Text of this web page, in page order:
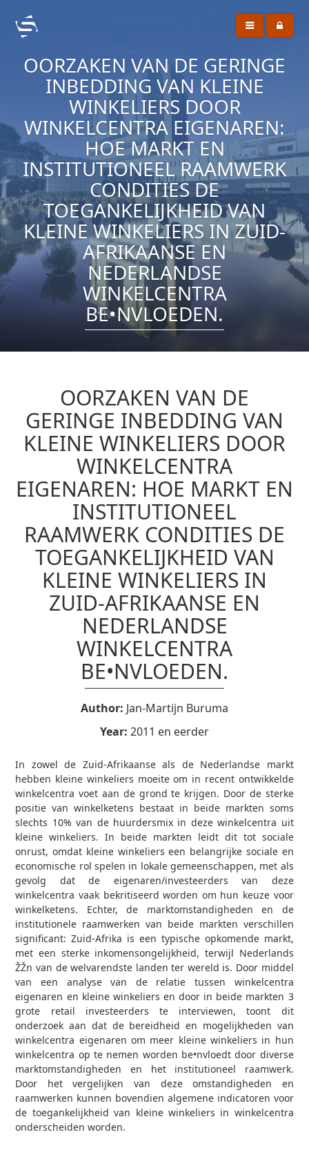
OORZAKEN VAN DE GERINGE
INBEDDING VAN KLEINE
WINKELIERS DOOR
WINKELCENTRA EIGENAREN:
HOE MARKT EN
INSTITUTIONEEL RAAMWERK
CONDITIES DE
TOEGANKELIJKHEID VAN
KLEINE WINKELIERS IN ZUID-
AFRIKAANSE EN
NEDERLANDSE
WINKELCENTRA
BE•NVLOEDEN.
OORZAKEN VAN DE
GERINGE INBEDDING VAN
KLEINE WINKELIERS DOOR
WINKELCENTRA
EIGENAREN: HOE MARKT EN
INSTITUTIONEEL
RAAMWERK CONDITIES DE
TOEGANKELIJKHEID VAN
KLEINE WINKELIERS IN
ZUID-AFRIKAANSE EN
NEDERLANDSE
WINKELCENTRA
BE•NVLOEDEN.
Author: Jan-Martijn Buruma
Year: 2011 en eerder
In zowel de Zuid-Afrikaanse als de Nederlandse markt
hebben kleine winkeliers moeite om in recent ontwikkelde
winkelcentra voet aan de grond te krijgen. Door de sterke
positie van winkelketens bestaat in beide markten soms
slechts 10% van de huurdersmix in deze winkelcentra uit
kleine winkeliers. In beide markten leidt dit tot sociale
onrust, omdat kleine winkeliers een belangrijke sociale en
economische rol spelen in lokale gemeenschappen, met als
gevolg dat de eigenaren/investeerders van deze
winkelcentra vaak bekritiseerd worden om hun keuze voor
winkelketens. Echter, de marktomstandigheden en de
institutionele raamwerken van beide markten verschillen
significant: Zuid-Afrika is een typische opkomende markt,
met een sterke inkomensongelijkheid, terwijl Nederlands
ŽŽn van de welvarendste landen ter wereld is. Door middel
van een analyse van de relatie tussen winkelcentra
eigenaren en kleine winkeliers en door in beide markten 3
grote retail investeerders te interviewen, toont dit
onderzoek aan dat de bereidheid en mogelijkheden van
winkelcentra eigenaren om meer kleine winkeliers in hun
winkelcentra op te nemen worden be•nvloedt door diverse
marktomstandigheden en het institutioneel raamwerk.
Door het vergelijken van deze omstandigheden en
raamwerken kunnen bovendien algemene indicatoren voor
de toegankelijkheid van kleine winkeliers in winkelcentra
onderscheiden worden.